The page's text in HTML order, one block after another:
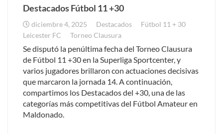
Destacados Fútbol 11 +30
diciembre 4, 2025 Destacados
Fútbol 11 + 30
Leicester FC
Torneo Clausura
Se disputó la penúltima fecha del Torneo Clausura
de Fútbol 11 +30 en la Superliga Sportcenter, y
varios jugadores brillaron con actuaciones decisivas
que marcaron la jornada 14. A continuación,
compartimos los Destacados del +30, una de las
categorías más competitivas del Fútbol Amateur en
Maldonado.